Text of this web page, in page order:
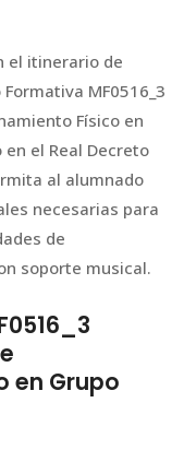
el itinerario de
MF0516_3
Físico en
el Real Decreto
al alumnado
necesarias para
de
soporte musical.
en Grupo